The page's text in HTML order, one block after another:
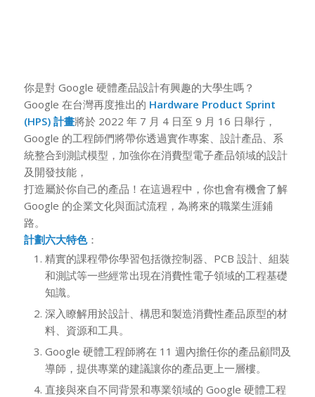
你是對 Google 硬體產品設計有興趣的大學生嗎？
Google 在台灣再度推出的 Hardware Product Sprint
(HPS) 計畫將於 2022 年 7 月 4 日至 9 月 16 日舉行，
Google 的工程師們將帶你透過實作專案、設計產品、系
統整合到測試模型，加強你在消費型電子產品領域的設計
及開發技能，
打造屬於你自己的產品！在這過程中，你也會有機會了解
Google 的企業文化與面試流程，為將來的職業生涯鋪
路。
計劃六大特色：
精實的課程帶你學習包括微控制器、PCB 設計、組裝
和測試等一些經常出現在消費性電子領域的工程基礎
知識。
深入瞭解用於設計、構思和製造消費性產品原型的材
料、資源和工具。
Google 硬體工程師將在 11 週內擔任你的產品顧問及
導師，提供專業的建議讓你的產品更上一層樓。
直接與來自不同背景和專業領域的 Google 硬體工程